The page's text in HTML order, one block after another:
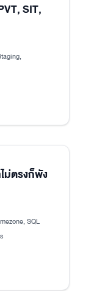
SIT,
ม่ตรงก็พัง
SQL